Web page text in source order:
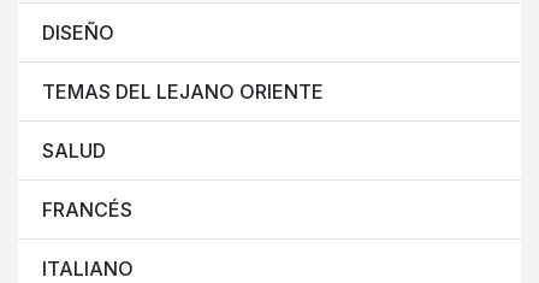
DISEÑO
TEMAS DEL LEJANO ORIENTE
SALUD
FRANCÉS
ITALIANO